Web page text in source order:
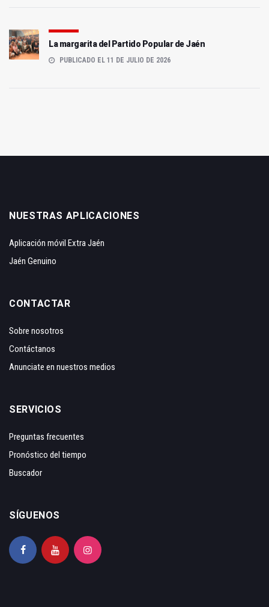
La margarita del Partido Popular de Jaén
PUBLICADO EL 11 DE JULIO DE 2026
NUESTRAS APLICACIONES
Aplicación móvil Extra Jaén
Jaén Genuino
CONTACTAR
Sobre nosotros
Contáctanos
Anunciate en nuestros medios
SERVICIOS
Preguntas frecuentes
Pronóstico del tiempo
Buscador
SÍGUENOS